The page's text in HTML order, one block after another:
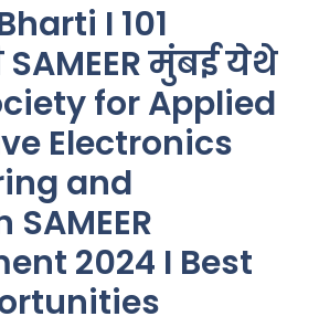
I 101
SAMEER मुंबई येथे
for Applied
Electronics
and
2024 I Best